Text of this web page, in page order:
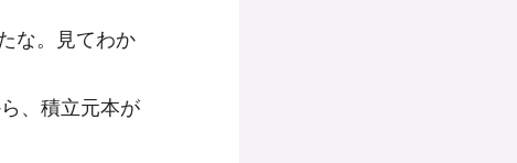
な。見てわか
、積立元本が